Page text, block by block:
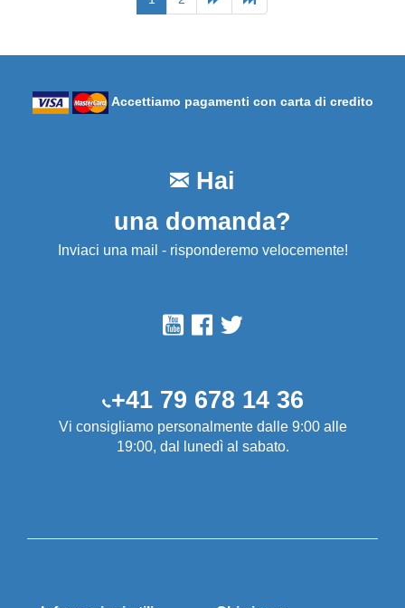
Accettiamo pagamenti con carta di credito
Hai
una domanda?
Inviaci una mail - risponderemo velocemente!
+41 79 678 14 36
Vi consigliamo personalmente dalle 9:00 alle
19:00, dal lunedì al sabato.